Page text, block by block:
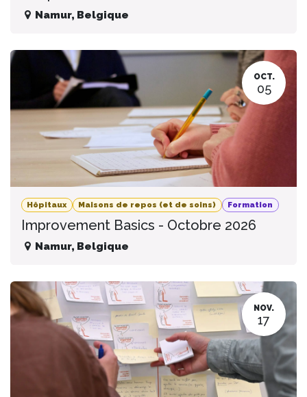
Namur, Belgique
OCT.
05
Hôpitaux Maisons de repos (et de soins) Formation
Improvement Basics - Octobre 2026
Namur, Belgique
NOV.
17